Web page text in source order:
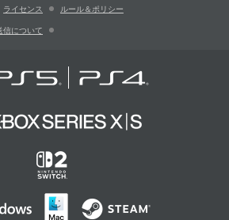
ライセンス ルール＆ポリシー
信について